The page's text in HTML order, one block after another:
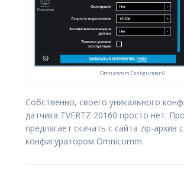
Omnicomm Configurator 6
Собственно, своего уникального
датчика TVERTZ 20160 просто нет.
предлагает скачать с сайта zip-архив с
конфигуратором Omnicomm.